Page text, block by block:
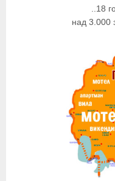
..18
над 3.000